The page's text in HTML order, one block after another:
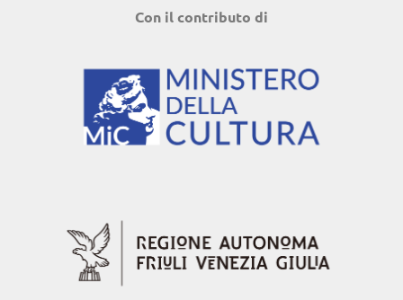
Con il contributo di